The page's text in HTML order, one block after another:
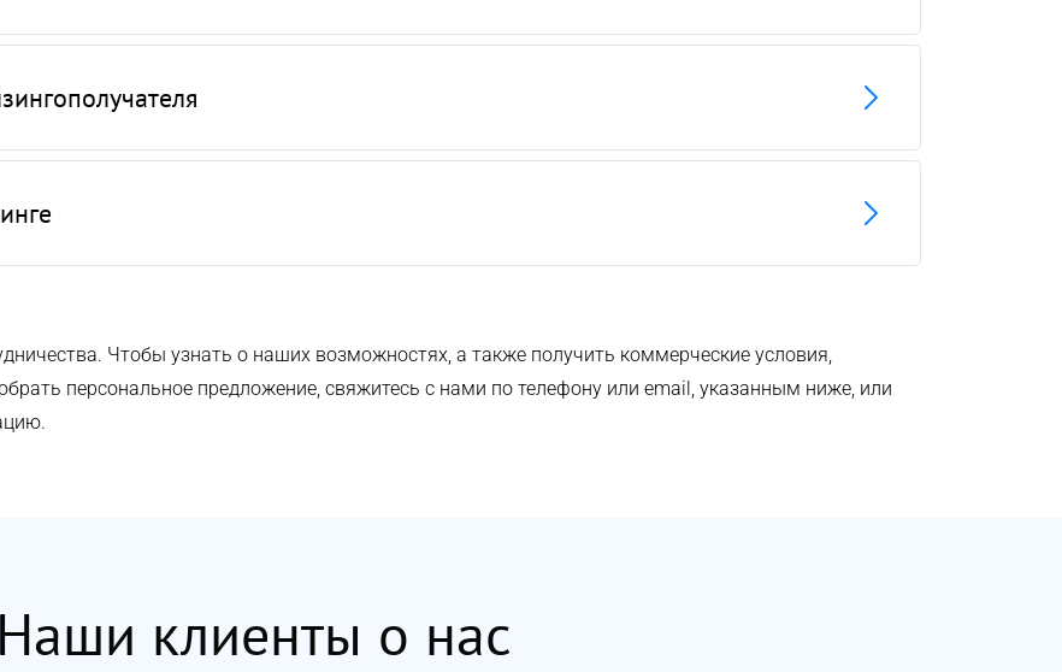
Чтобы узнать о наших возможностях, а также получить коммерческие условия,
персональное предложение, свяжитесь с нами по телефону или email, указанным ниже, или
Наши клиенты о нас